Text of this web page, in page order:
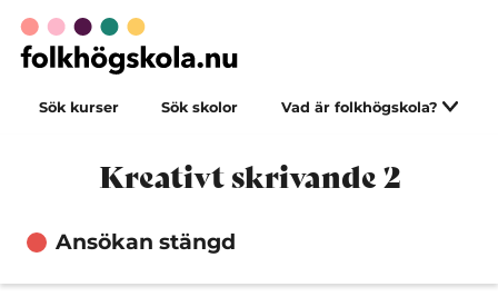
Sök kurser Sök skolor Vad är folkhögskola?
Kreativt skrivande 2
Ansökan stängd